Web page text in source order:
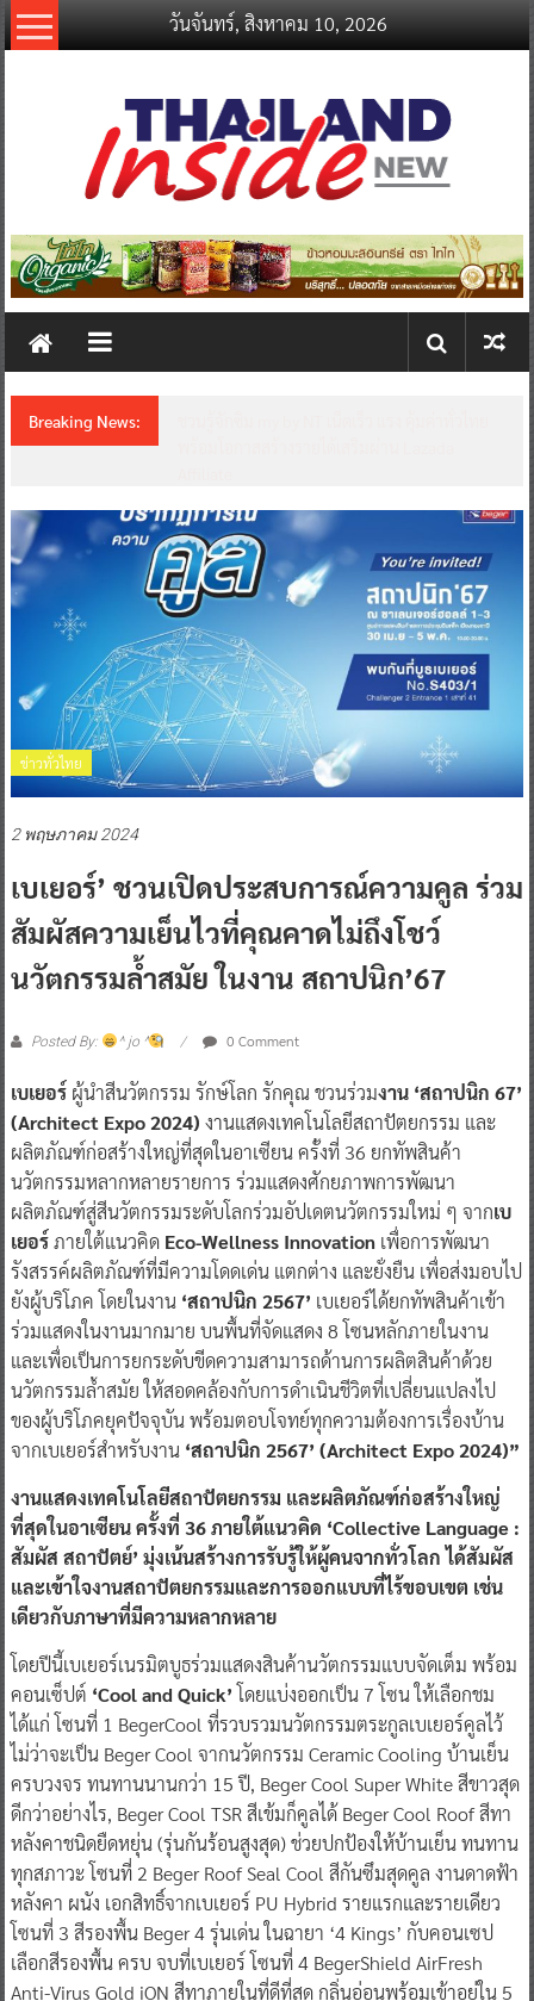
Skip
to
วันจันทร์, สิงหาคม 10, 2026
thailandinsidenew.com
Thailand
New
Breaking News:
ข่าวทั่วไทย
2 พฤษภาคม 2024
เบเยอร์’ ชวนเปิดประสบการณ์ความคูล ร่วม
สัมผัสความเย็นไวที่คุณคาดไม่ถึงโชว์
นวัตกรรมล้ำสมัย ในงาน สถาปนิก’67
Posted By: ^ jo ^ 0 Comment
เบเยอร์ผู้นำสีนวัตกรรม รักษ์โลก รักคุณ ชวนร่วมงาน ‘สถาปนิก 67’
(Architect Expo 2024) งานแสดงเทคโนโลยีสถาปัตยกรรม และ
ผลิตภัณฑ์ก่อสร้างใหญ่ที่สุดในอาเซียน ครั้งที่ 36 ยกทัพสินค้า
นวัตกรรมหลากหลายรายการ ร่วมแสดงศักยภาพการพัฒนา
ผลิตภัณฑ์สู่สีนวัตกรรมระดับโลกร่วมอัปเดตนวัตกรรมใหม่ ๆ จากเบ
เยอร์ภายใต้แนวคิด Eco-Wellness Innovationเพื่อการพัฒนา
รังสรรค์ผลิตภัณฑ์ที่มีความโดดเด่น แตกต่าง และยั่งยืน เพื่อส่งมอบไป
ยังผู้บริโภค โดยในงาน ‘สถาปนิก 2567’ เบเยอร์ได้ยกทัพสินค้าเข้า
ร่วมแสดงในงานมากมาย บนพื้นที่จัดแสดง 8 โซนหลักภายในงาน
และเพื่อเป็นการยกระดับขีดความสามารถด้านการผลิตสินค้าด้วย
นวัตกรรมล้ำสมัย ให้สอดคล้องกับการดำเนินชีวิตที่เปลี่ยนแปลงไป
ของผู้บริโภคยุคปัจจุบัน พร้อมตอบโจทย์ทุกความต้องการเรื่องบ้าน
จากเบเยอร์สำหรับงาน‘สถาปนิก 2567’ (Architect Expo 2024)”
งานแสดงเทคโนโลยีสถาปัตยกรรม และผลิตภัณฑ์ก่อสร้างใหญ่
ที่สุดในอาเซียน ครั้งที่ 36 ภายใต้แนวคิด ‘Collective Language :
สัมผัส สถาปัตย์’ มุ่งเน้นสร้างการรับรู้ให้ผู้คนจากทั่วโลก ได้สัมผัส
และเข้าใจงานสถาปัตยกรรมและการออกแบบที่ไร้ขอบเขต เช่น
เดียวกับภาษาที่มีความหลากหลาย
โดยปีนี้เบเยอร์เนรมิตบูธร่วมแสดงสินค้านวัตกรรมแบบจัดเต็ม พร้อม
คอนเซ็ปต์ ‘Cool and Quick’ โดยแบ่งออกเป็น 7 โซน ให้เลือกชม
ได้แก่ โซนที่ 1 BegerCool ที่รวบรวมนวัตกรรมตระกูลเบเยอร์คูลไว้
ไม่ว่าจะเป็น Beger Cool จากนวัตกรรม Ceramic Cooling บ้านเย็น
ครบวงจร ทนทานนานกว่า 15 ปี, Beger Cool Super White สีขาวสุด
ดีกว่าอย่างไร, Beger Cool TSR สีเข้มก็คูลได้ Beger Cool Roof สีทา
หลังคาชนิดยืดหยุ่น (รุ่นกันร้อนสูงสุด) ช่วยปกป้องให้บ้านเย็น ทนทาน
ทุกสภาวะ โซนที่ 2 Beger Roof Seal Cool สีกันซึมสุดคูล งานดาดฟ้า
หลังคา ผนัง เอกสิทธิ์จากเบเยอร์ PU Hybrid รายแรกและรายเดียว
โซนที่ 3 สีรองพื้น Beger 4 รุ่นเด่น ในฉายา ‘4 Kings’ กับคอนเซป
เลือกสีรองพื้น ครบ จบที่เบเยอร์ โซนที่ 4 BegerShield AirFresh
Anti-Virus Gold iON สีทาภายในที่ดีที่สุด กลิ่นอ่อนพร้อมเข้าอยู่ใน 5